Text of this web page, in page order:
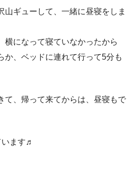
山ギューして、一緒に昼寝をしま
横になって寝ていなかったから
か、ベッドに連れて行って5分も
て、帰って来てからは、昼寝もで
ます♬